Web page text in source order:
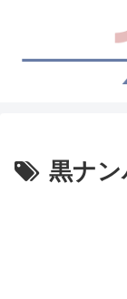
黒ナン